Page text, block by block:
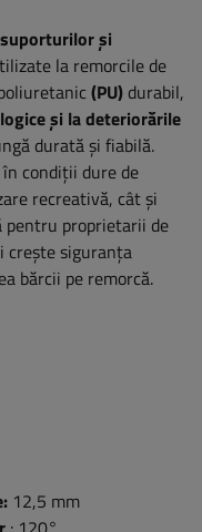
și
la remorcile de
(PU) durabil,
și la deteriorările
durată și fiabilă.
condiții dure de
recreativă, cât și
pentru proprietarii de
crește siguranța
bărcii pe remorcă.
12,5 mm